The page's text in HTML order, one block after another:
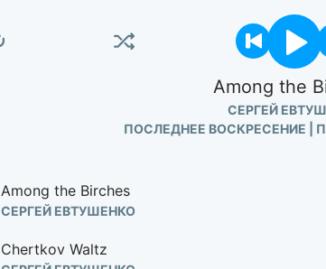
Among the
СЕРГЕЙ
ПОСЛЕДНЕЕ ВОСКРЕСЕНИЕ |
Among the Birches
СЕРГЕЙ ЕВТУШЕНКО
Chertkov Waltz